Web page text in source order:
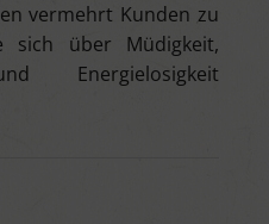
vermehrt Kunden zu
über Müdigkeit,
Energielosigkeit